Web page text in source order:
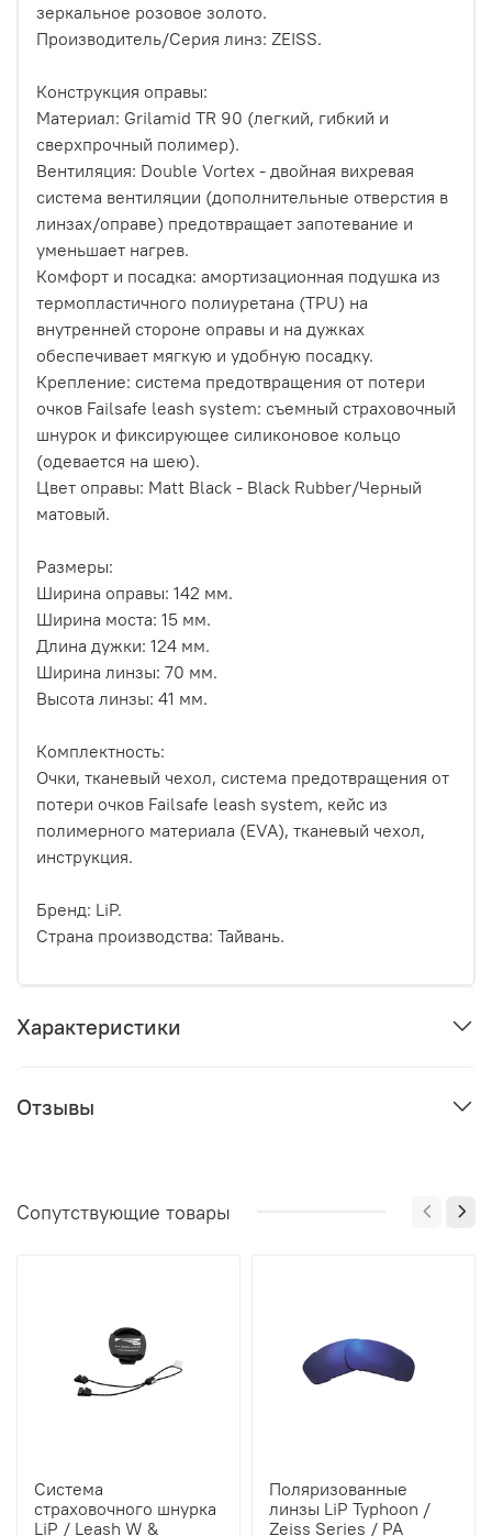
зеркальное розовое золото.
Производитель/Серия линз: ZEISS.
Конструкция оправы:
Материал: Grilamid TR 90 (легкий, гибкий и
сверхпрочный полимер).
Вентиляция: Double Vortex - двойная вихревая
система вентиляции (дополнительные отверстия в
линзах/оправе) предотвращает запотевание и
уменьшает нагрев.
Комфорт и посадка: амортизационная подушка из
термопластичного полиуретана (TPU) на
внутренней стороне оправы и на дужках
обеспечивает мягкую и удобную посадку.
Крепление: система предотвращения от потери
очков Failsafe leash system: съемный страховочный
шнурок и фиксирующее силиконовое кольцо
(одевается на шею).
Цвет оправы: Matt Black - Black Rubber/Черный
матовый.
Размеры:
Ширина оправы: 142 мм.
Ширина моста: 15 мм.
Длина дужки: 124 мм.
Ширина линзы: 70 мм.
Высота линзы: 41 мм.
Комплектность:
Очки, тканевый чехол, система предотвращения от
потери очков Failsafe leash system, кейс из
полимерного материала (EVA), тканевый чехол,
инструкция.
Бренд: LiP.
Страна производства: Тайвань.
Характеристики
Отзывы
Сопутствующие товары
Система
страховочного шнурка
LiP / Leash W &
Поляризованные
линзы LiP Typhoon /
Zeiss Series / PA